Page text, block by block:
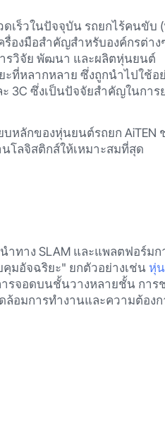
เร็วในปัจจุบัน รถยกไร้คนขับ
รื่องมือสำคัญสำหรับองค์กรต่าง
รวิจัย พัฒนา และผลิตหุ่นยนต์
ที่หลากหลาย ซึ่งถูกนำไปใช้อ
3C ซึ่งเป็นปัจจัยสำคัญในการ
หลักของหุ่นยนต์รถยก AiTEN
โลจิสติกส์ให้เหมาะสมที่สุด
ทาง SLAM และแพลตฟอร์มก
มอัจฉริยะ" ยกตัวอย่างเช่น หุ่
รจอดบนชั้นวางหลายชั้น การ
อมการทำงานและความต้องก